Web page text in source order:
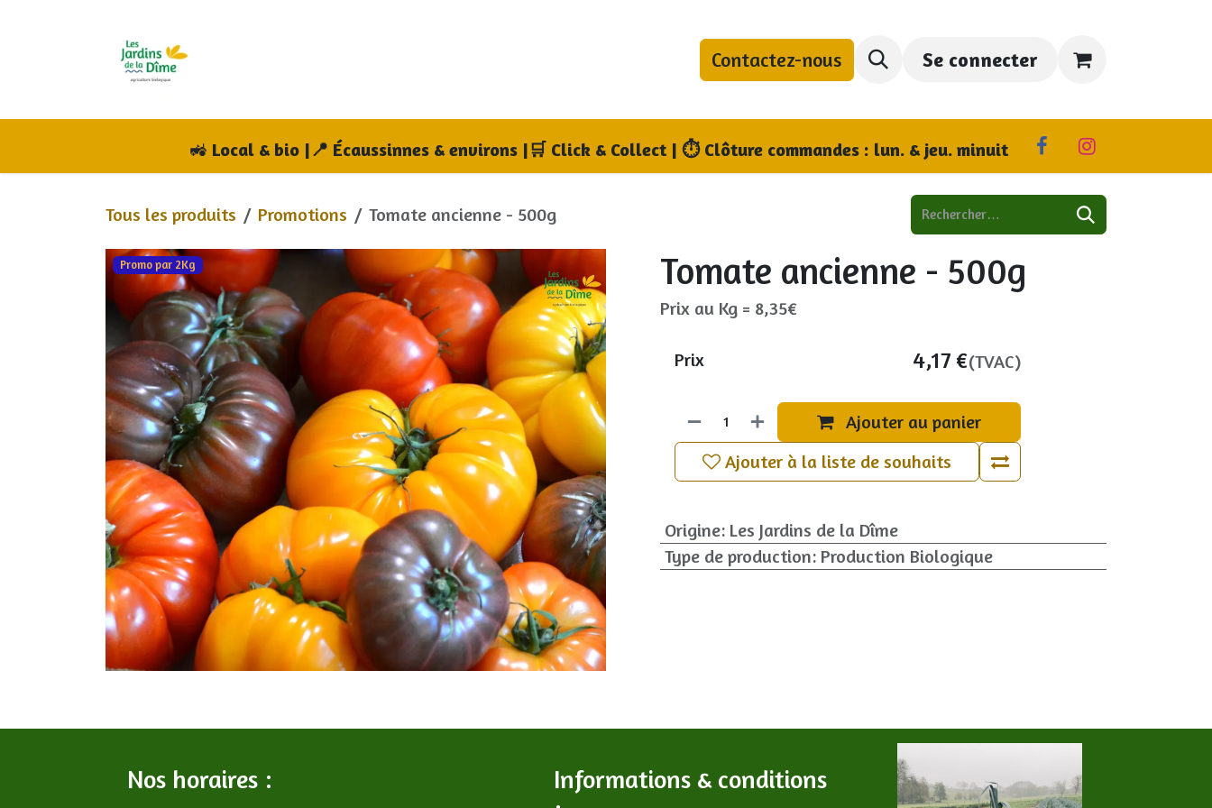
Qui sommes-nous ? Où nous trouver
Contactez-nous Se connecter
🚜 Local & bio |📍 Écaussinnes & environs |🛒 Click & Collect | ⏱ Clôture commandes : lun. & jeu. minuit
Tous les produits Promotions Tomate ancienne - 500g
Promo par 2Kg Tomate ancienne - 500g
Prix au Kg = 8,35€
Ajouter au panier
Ajouter à la liste de souhaits
Prix 4,17 €(TVAC)
Origine: Les Jardins de la Dîme
Type de production: Production Biologique
Nos horaires :
Informations & conditions